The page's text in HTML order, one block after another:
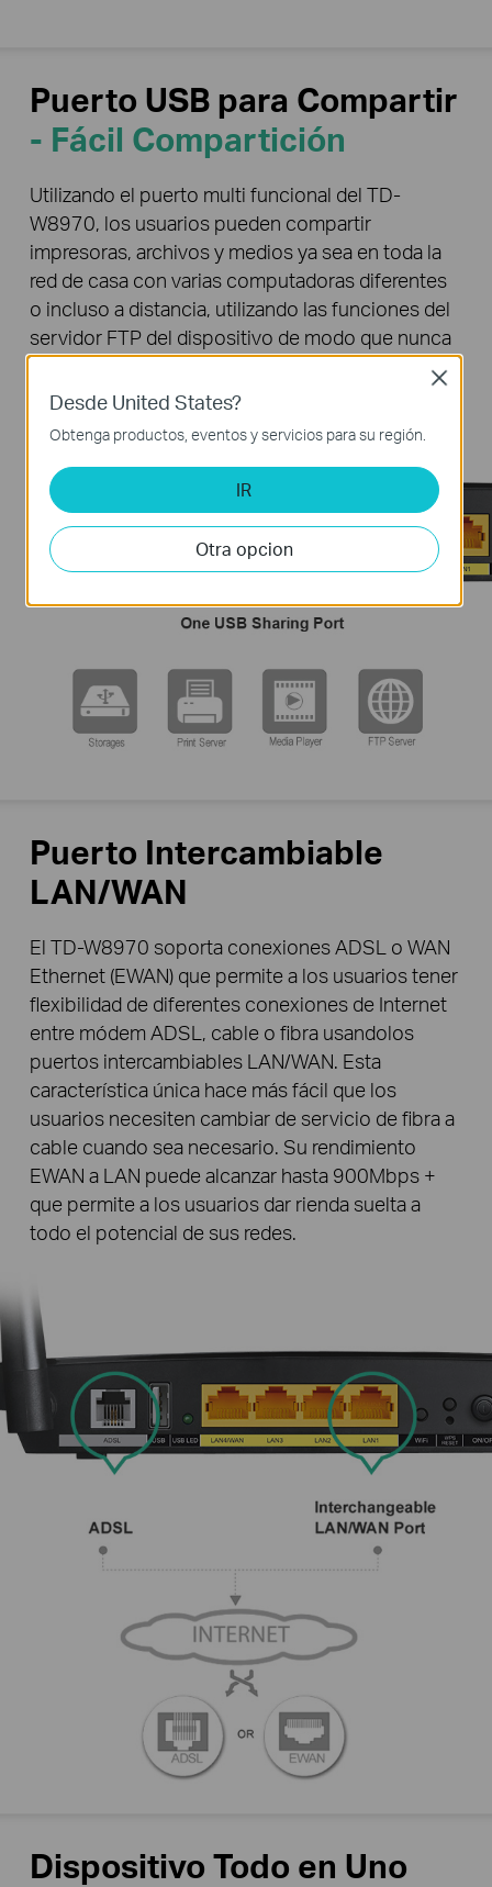
Puerto USB para Compartir
- Fácil Compartición
Utilizando el puerto multi funcional del TD-
W8970, los usuarios pueden compartir
impresoras, archivos y medios ya sea en toda la
red de casa con varias computadoras diferentes
o incluso a distancia, utilizando las funciones del
servidor FTP del dispositivo de modo que nunca
tengas que desprenderte de tus archivos.
Puerto Intercambiable
LAN/WAN
El TD-W8970 soporta conexiones ADSL o WAN
Ethernet (EWAN) que permite a los usuarios tener
flexibilidad de diferentes conexiones de Internet
entre módem ADSL, cable o fibra usandolos
puertos intercambiables LAN/WAN. Esta
característica única hace más fácil que los
usuarios necesiten cambiar de servicio de fibra a
cable cuando sea necesario. Su rendimiento
EWAN a LAN puede alcanzar hasta 900Mbps +
que permite a los usuarios dar rienda suelta a
todo el potencial de sus redes.
Dispositivo Todo en Uno
Desde United States?
Obtenga productos, eventos y servicios para su región.
IR
Otra opcion
Close